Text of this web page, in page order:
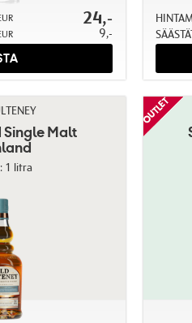
24,-
9,-
Single Malt
1 litra